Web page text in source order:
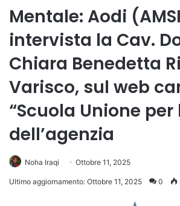
Mentale: Aodi
intervista la Cav.
Chiara Benedetta
Varisco, sul web
“Scuola Unione per
dell’agenzia
Noha Iraqi Ottobre 11, 2025
Ultimo aggiornamento: Ottobre 11, 2025 0